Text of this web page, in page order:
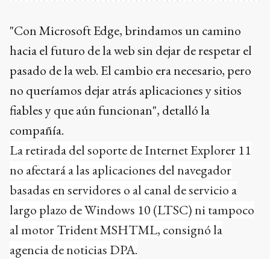
"Con Microsoft Edge, brindamos un camino
hacia el futuro de la web sin dejar de respetar el
pasado de la web. El cambio era necesario, pero
no queríamos dejar atrás aplicaciones y sitios
fiables y que aún funcionan", detalló la
compañía.
La retirada del soporte de Internet Explorer 11
no afectará a las aplicaciones del navegador
basadas en servidores o al canal de servicio a
largo plazo de Windows 10 (LTSC) ni tampoco
al motor Trident MSHTML, consignó la
agencia de noticias DPA.